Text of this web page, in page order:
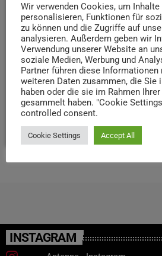
Grillkurs lernt ihr neue Techniken
der nächsten Gartenparty so richtig
ob vegetarisch, Schwein oder
es perfekt zubereitet. Und
Geschenkpaket mit Schneidebrett,
Der Kurs startet um 16 Uhr und
Stunden, Tickets gibt‘s bei der
und bei Ticket Regional.
INSTAGRAM
Wir verwenden Cookies, um Inhalte
personalisieren, Funktionen für
zu können und die Zugriffe auf
analysieren. Außerdem geben wir
Verwendung unserer Website an
soziale Medien, Werbung und
Partner führen diese
weiteren Daten zusammen, die Sie
haben oder die sie im Rahmen
gesammelt haben. "Cookie
controlled consent.
Cookie Settings Accept All